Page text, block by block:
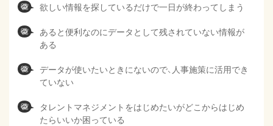
欲しい情報を探しているだけで一日が終わってしまう
あると便利なのにデータとして残されていない情報が
ある
データが使いたいときにないので、人事施策に活用でき
ていない
タレントマネジメントをはじめたいがどこからはじめ
たらいいか困っている